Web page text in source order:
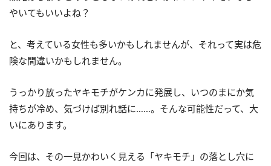
やいてもいいよね？
と、考えている女性も多いかもしれませんが、それって実は危
険な間違いかもしれません。
うっかり放ったヤキモチがケンカに発展し、いつのまにか気
持ちが冷め、気づけば別れ話に……。そんな可能性だって、大
いにあります。
今回は、その一見かわいく見える「ヤキモチ」の落とし穴に